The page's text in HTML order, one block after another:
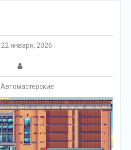
22 января, 2026
Автомастерские